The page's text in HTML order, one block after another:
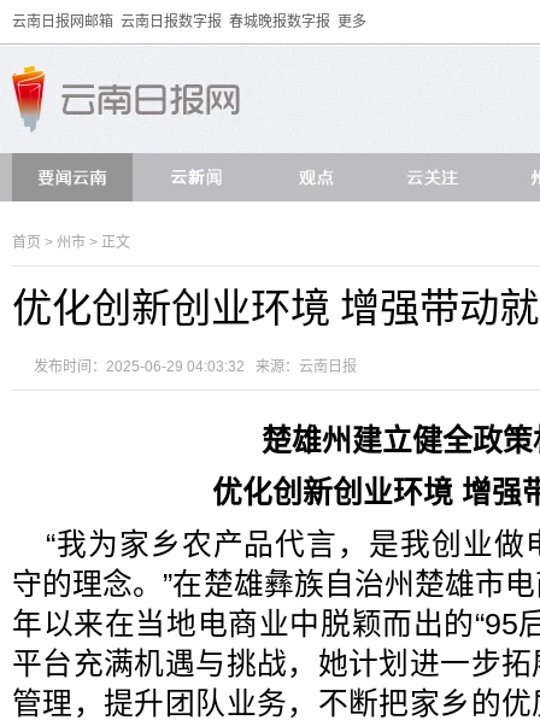
云南日报网邮箱 云南日报数字报 春城晚报数字报 更多
首页 > 州市 > 正文
优化创新创业环境 增强带动
发布时间：2025-06-29 04:03:32 来源： 云南日报
楚雄州建立健全政
优化创新创业环境 增强
“我为家乡农产品代言，是我创业
守的理念。”在楚雄彝族自治州楚雄市
年以来在当地电商业中脱颖而出的“95
平台充满机遇与挑战，她计划进一步
管理，提升团队业务，不断把家乡的